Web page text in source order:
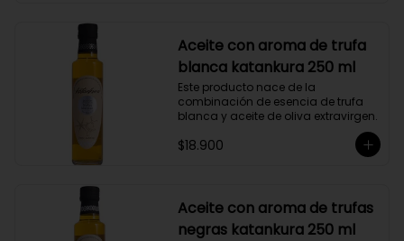
Aceite con aroma de trufa
blanca katankura 250 ml
Este producto nace de la
combinación de esencia de trufa
blanca y aceite de oliva extravirgen.
$18.900
Aceite con aroma de trufas
negras katankura 250 ml